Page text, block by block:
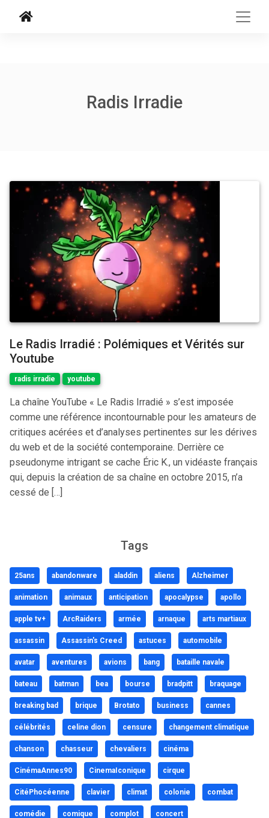
Radis Irradie
Le Radis Irradié : Polémiques et Vérités sur
Youtube
radis irradie youtube
​La chaîne YouTube « Le Radis Irradié » s’est imposée
comme une référence incontournable pour les amateurs de
critiques acérées et d’analyses pertinentes sur les dérives
du web et de la société contemporaine. Derrière ce
pseudonyme intrigant se cache Éric K., un vidéaste français
qui, depuis la création de sa chaîne en octobre 2015, n’a
cessé de […]
Tags
25ans abandonware aladdin aliens Alzheimer
animation animaux anticipation apocalypse apollo
apple tv+ ArcRaiders armée arnaque arts martiaux
assassin Assassin's Creed astuces automobile
avatar aventures avions bang bataille navale
bateau batman bea bourse bradpitt braquage
breaking bad brique Brotato business cannes
célébrités celine dion censure changement climatique
chanson chasseur chevaliers cinéma
CinémaAnnes90 CinemaIconique cirque
CitéPhocéenne clavier climat colonie combat
comédie comique complot concert